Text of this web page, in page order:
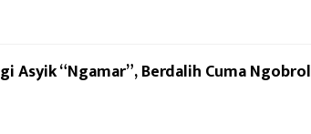
Asyik “Ngamar”, Berdalih Cuma Ngobrol